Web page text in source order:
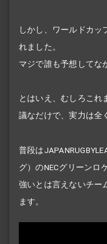
しかし、ワールドカッ
れました。
マジで誰も予想してな
とはいえ、むしろこれ
議なだけで、実力は全
普段はJAPANRUGBY
グ）のNECグリーンロ
強いとは言えないチー
ます。